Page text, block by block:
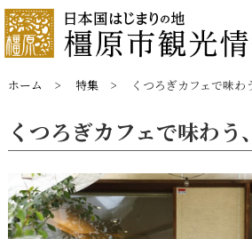
ホーム 特集 くつろぎカフェで味わ
くつろぎカフェで味わう